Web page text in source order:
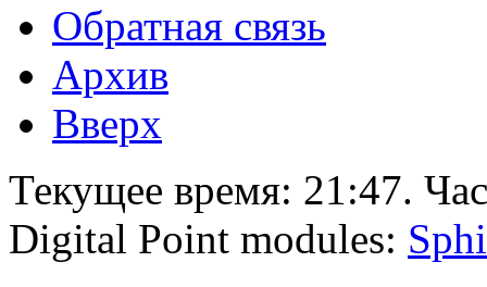
Обратная связь
Архив
Вверх
Текущее время: 21:47.
Digital Point modules: